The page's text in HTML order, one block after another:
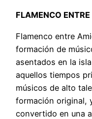
FLAMENCO
Flamenco entre
formación de
asentados en la
aquellos tiempos
músicos de alto
formación original,
convertido en una